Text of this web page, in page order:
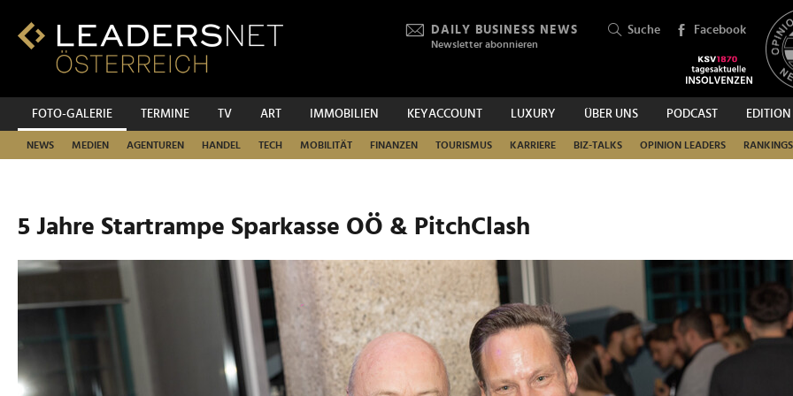
Inhalt
Fußzeilen-
Hauptnavigation
DAILY BUSINESS NEWS
Newsletter abonnieren
Suche Facebook
FOTO-GALERIE TERMINE TV ART IMMOBILIEN KEYACCOUNT LUXURY ÜBER UNS PODCAST EDITION
NEWS MEDIEN AGENTUREN HANDEL TECH MOBILITÄT FINANZEN TOURISMUS KARRIERE BIZ-TALKS OPINION LEADERS RANKINGS
SUCHEN
5 Jahre Startrampe Sparkasse OÖ & PitchClash